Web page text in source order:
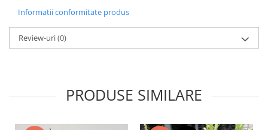
Informatii conformitate produs
Review-uri(0)
PRODUSE SIMILARE